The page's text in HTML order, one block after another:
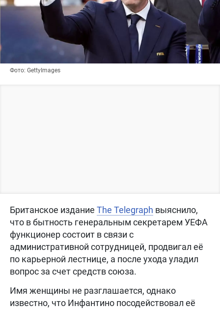
Фото: GettyImages
Британское издание The Telegraph выяснило,
что в бытность генеральным секретарем УЕФА
функционер состоит в связи с
административной сотрудницей, продвигал её
по карьерной лестнице, а после ухода уладил
вопрос за счет средств союза.
Имя женщины не разглашается, однако
известно, что Инфантино посодействовал её